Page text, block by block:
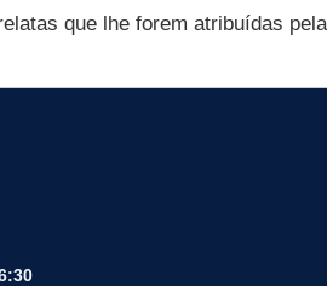
que lhe forem atribuídas